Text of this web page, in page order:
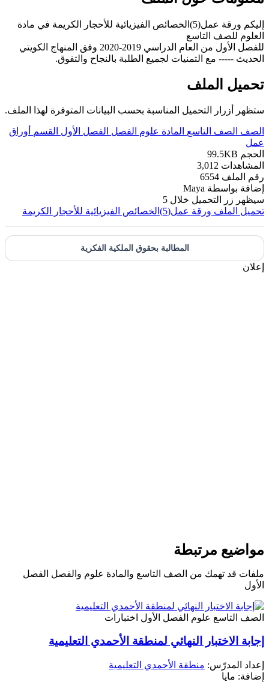
إليكم ورقة عمل(5)الخصائص الفيزيائية للأحجار الكريمة في مادة
العلوم للصف التاسع
للفصل الأول من العام الدراسي 2019-2020 وفق المنهاج الكويتي
الحديث ----- مع التمنيات لجميع الطلبة بالنجاح والتفوق.
تحميل الملف
ستظهر أزرار التحميل المناسبة بحسب البيانات المتوفرة لهذا الملف.
الصف الصف التاسع المادة علوم الفصل الفصل الأول القسم
أوراق
عمل
الحجم 99.5KB
المشاهدات 3,012
رقم الملف 6554
إضافة بواسطة Maya
سيظهر زر التحميل خلال 5
تحميل الملف ورقة عمل(5)الخصائص الفيزيائية للأحجار الكريمة
المطالبة بحقوق الملكية الفكرية
إعلان
مواضيع مرتبطة
ملفات قد تهمك من الصف التاسع والمادة علوم والفصل الفصل
الأول
الصف التاسع علوم الفصل الأول اختبارات
إجابة الاختبار النهائي لمنطقة الأحمدي التعليمية
إعداد المدرّس: منطقة الأحمدي التعليمية
إضافة: مايا